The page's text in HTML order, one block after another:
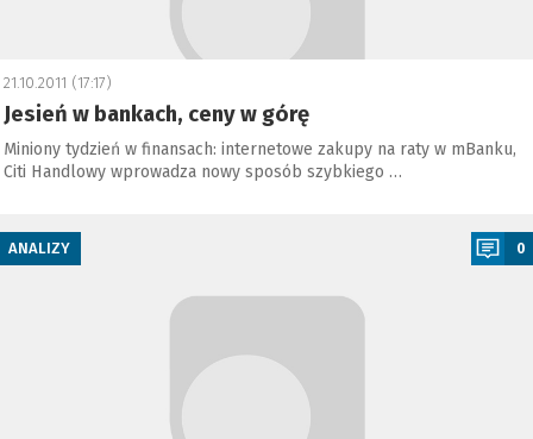
21.10.2011 (17:17)
Jesień w bankach, ceny w górę
Miniony tydzień w finansach: internetowe zakupy na raty w mBanku,
Citi Handlowy wprowadza nowy sposób szybkiego …
ANALIZY 0